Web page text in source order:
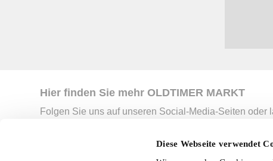
Diese Webseite verwendet
Hier finden Sie mehr OLDTIMER MARKT
Folgen Sie uns auf unseren Social-Media-Seiten oder